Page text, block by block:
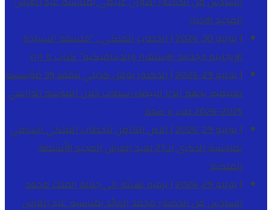
المجيدالاخبار
[ يوليو 30, 2026 ]
الخطاب الملكي .. “فلسفة السيادة
الإيجابية وجدلية الاستقرار والديناميكية”كتاب و اراء
[ يوليو 29, 2026 ]
الدكتور نوفل كديلي يتفقد 39 مؤسسة
تعليمية بجهة الدار البيضاء-سطات خلال الموسم الدراسي
2025-2026
طب و صحة
[ يوليو 29, 2026 ]
النص الكامل للخطاب الملكي السامي
بمناسبة الذكرى الـ27 لعيد العرش المجيد
الأنشطة
الملكية
[ يوليو 29, 2026 ]
برقية تهنئة الى جلالة الملك محمد
السادس من الدكتور محمد الفائد بمناسبة عيد العرش